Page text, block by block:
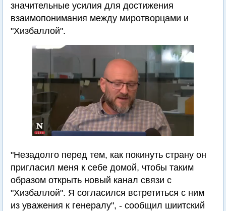
значительные усилия для достижения
взаимопонимания между миротворцами и
"Хизбаллой".
"Незадолго перед тем, как покинуть страну он
пригласил меня к себе домой, чтобы таким
образом открыть новый канал связи с
"Хизбаллой". Я согласился встретиться с ним
из уважения к генералу", - сообщил шиитский